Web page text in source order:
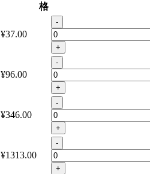
格
¥37.00
-
+
¥96.00
-
+
¥346.00
-
+
¥1313.00
-
+